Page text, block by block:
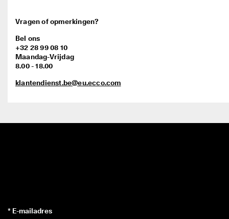
Vragen of opmerkingen?
Bel ons
+32 28 99 08 10
Maandag-Vrijdag
8.00 - 18.00
klantendienst.be@eu.ecco.com
* E-mailadres